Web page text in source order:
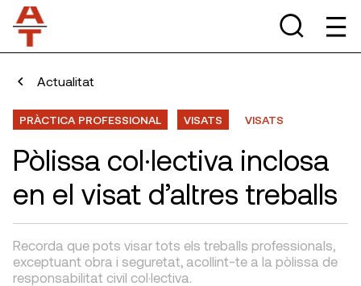
Actualitat
PRÀCTICA PROFESSIONAL VISATS VISATS
Pòlissa col·lectiva inclosa
en el visat d’altres treballs
Recorda que pots visar tots els treballs professionals,
exceptuant obra i seguretat, acollint-te a la pòlissa de
responsabilitat civil col·lectiva.